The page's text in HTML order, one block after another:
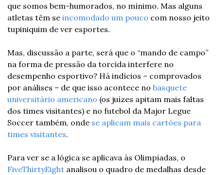
que somos bem-humorados, no mínimo. Mas alguns
atletas têm se incomodado um pouco com nosso jeito
tupiniquim de ver esportes.
Mas, discussão a parte, será que o “mando de campo”
na forma de pressão da torcida interfere no
desempenho esportivo? Há indícios – comprovados
por análises – de que isso acontece no basquete
universitário americano (os juízes apitam mais faltas
dos times visitantes) e no futebol da Major Legue
Soccer também, onde se aplicam mais cartões para
times visitantes.
FiveThirtyEight analisou o quadro de medalhas desde